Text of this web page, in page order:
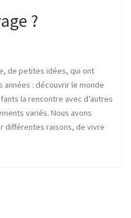
?
de petites idées, qui ont
années : découvrir le monde
la rencontre avec d’autres
variés. Nous avons
différentes raisons, de vivre